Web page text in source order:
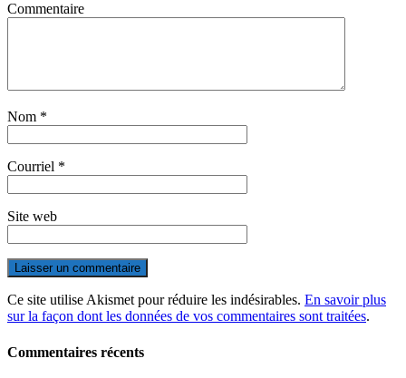
Commentaire
Nom *
Courriel *
Site web
Ce site utilise Akismet pour réduire les indésirables. En savoir plus
sur la façon dont les données de vos commentaires sont traitées.
Commentaires récents